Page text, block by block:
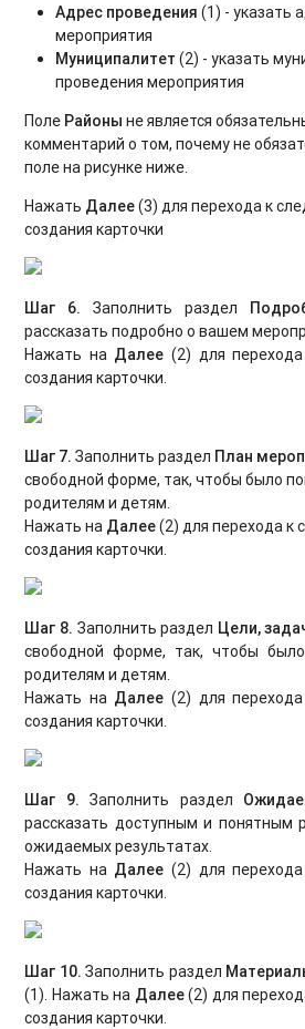
Адрес проведения (1) - указать
мероприятия
Муниципалитет (2) - указать
проведения мероприятия
Поле Районыне является
комментарий о том, почему не
поле на рисунке ниже.
Нажать Далее(3) для перехода к
создания карточки
Шаг 6. Заполнить раздел
рассказать подробно о вашем
Нажать на Далее (2) для
создания карточки.
Шаг 7.Заполнить раздел План
свободной форме, так, чтобы было
родителям и детям.
Нажать на Далее(2) для перехода к
создания карточки.
Шаг 8. Заполнить раздел Цели,
свободной форме, так, чтобы
родителям и детям.
Нажать на Далее (2) для
создания карточки.
Шаг 9.Заполнить раздел
рассказать доступным и понятным
ожидаемых результатах.
Нажать на Далее (2) для
создания карточки.
Шаг 10.Заполнить раздел
(1). Нажать на Далее(2) для
создания карточки.